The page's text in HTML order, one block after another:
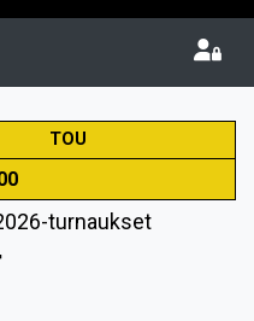
TOU
turnaukset